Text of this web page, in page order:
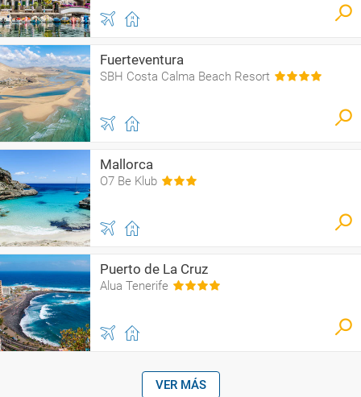
Fuerteventura
SBH Costa Calma Beach Resort
Mallorca
O7 Be Klub
Puerto de La Cruz
Alua Tenerife
VER MÁS